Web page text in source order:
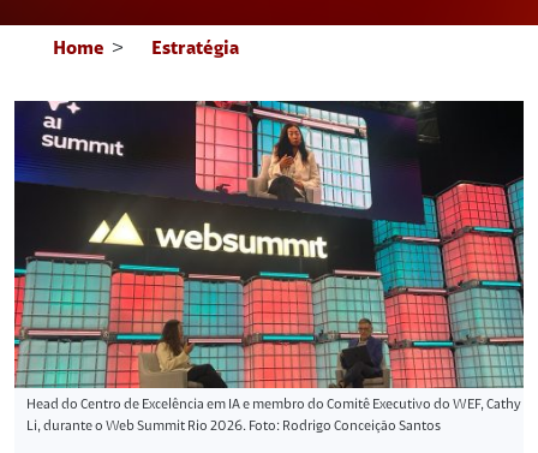
Home > Estratégia
Head do Centro de Excelência em IA e membro do Comitê Executivo do WEF, Cathy
Li, durante o Web Summit Rio 2026. Foto: Rodrigo Conceição Santos